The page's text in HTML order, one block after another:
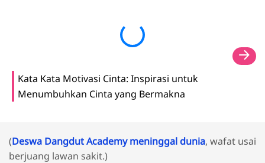
Kata Kata Motivasi Cinta: Inspirasi untuk
Menumbuhkan Cinta yang Bermakna
(Deswa Dangdut Academy meninggal dunia, wafat usai
berjuang lawan sakit.)